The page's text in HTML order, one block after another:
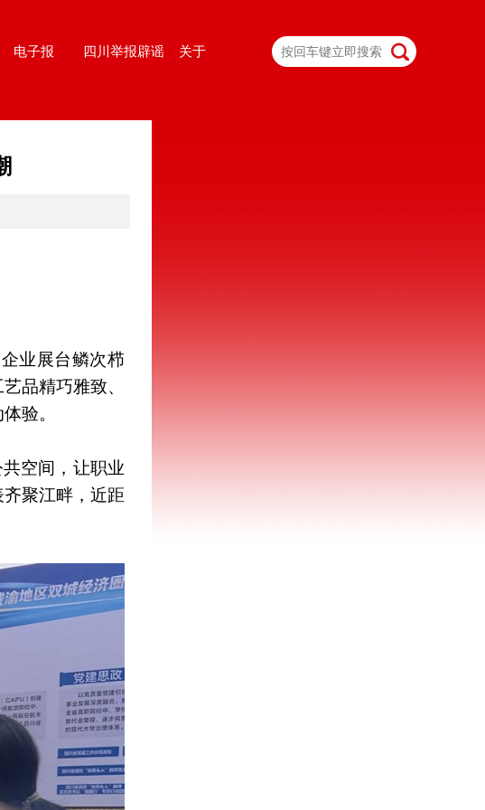
电子报 四川举报辟谣 关于
业展台鳞次栉
品精巧雅致、
验。
空间，让职业
聚江畔，近距